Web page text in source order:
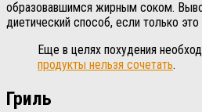
образовавшимся жирным соком.
диетический способ, если только
Еще в целях похудения
продукты нельзя сочетать.
Гриль